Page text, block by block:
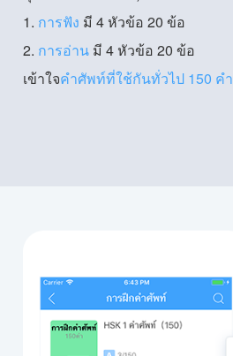
1. การฟัง มี 4 หัวข้อ 20 ข้อ
2. การอ่าน มี 4 หัวข้อ 20 ข้อ
เข้าใจคำศัพท์ที่ใช้กันทั่วไป 150 คำ